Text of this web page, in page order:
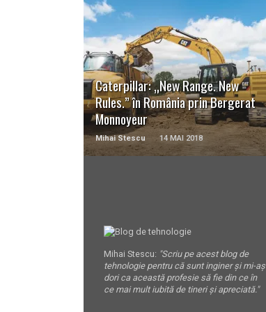
Caterpillar: „New Range. New
Rules.” în România prin Bergerat
Monnoyeur
Mihai Stescu 14 MAI 2018
READ MORE
Mihai Stescu: "Scriu pe acest blog de
tehnologie pentru că sunt inginer și mi-aș
dori ca această profesie să fie din ce în
ce mai mult iubită de tineri și apreciată."